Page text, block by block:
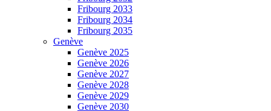
Fribourg 2033
Fribourg 2034
Fribourg 2035
Genève
Genève 2025
Genève 2026
Genève 2027
Genève 2028
Genève 2029
Genève 2030